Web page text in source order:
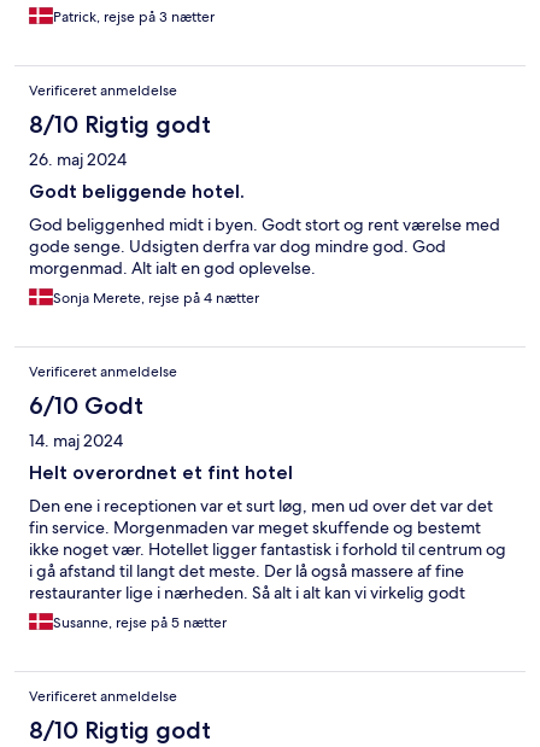
Patrick, rejse på 3 nætter
Verificeret anmeldelse
8/10 Rigtig godt
26. maj 2024
Godt beliggende hotel.
God beliggenhed midt i byen. Godt stort og rent værelse med
gode senge. Udsigten derfra var dog mindre god. God
morgenmad. Alt ialt en god oplevelse.
Sonja Merete, rejse på 4 nætter
Verificeret anmeldelse
6/10 Godt
14. maj 2024
Helt overordnet et fint hotel
Den ene i receptionen var et surt løg, men ud over det var det
fin service. Morgenmaden var meget skuffende og bestemt
ikke noget vær. Hotellet ligger fantastisk i forhold til centrum og
i gå afstand til langt det meste. Der lå også massere af fine
restauranter lige i nærheden. Så alt i alt kan vi virkelig godt
anbefale hotellet. Hotellet kan være lidt svært at finde, da man
skal op ad en vej som gemmer sig bagved en vej, hvor der er
Susanne, rejse på 5 nætter
Verificeret anmeldelse
8/10 Rigtig godt